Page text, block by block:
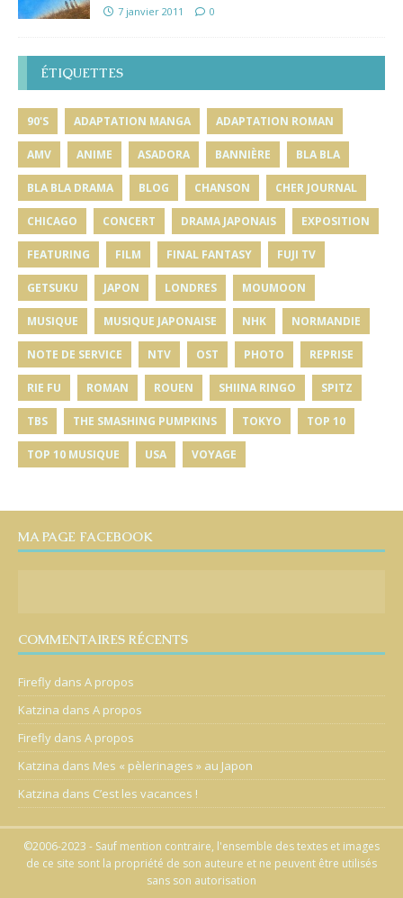
7 janvier 2011 0
ÉTIQUETTES
90'S ADAPTATION MANGA ADAPTATION ROMAN
AMV ANIME ASADORA BANNIÈRE BLA BLA
BLA BLA DRAMA BLOG CHANSON CHER JOURNAL
CHICAGO CONCERT DRAMA JAPONAIS EXPOSITION
FEATURING FILM FINAL FANTASY FUJI TV
GETSUKU JAPON LONDRES MOUMOON
MUSIQUE MUSIQUE JAPONAISE NHK NORMANDIE
NOTE DE SERVICE NTV OST PHOTO REPRISE
RIE FU ROMAN ROUEN SHIINA RINGO SPITZ
TBS THE SMASHING PUMPKINS TOKYO TOP 10
TOP 10 MUSIQUE USA VOYAGE
MA PAGE FACEBOOK
COMMENTAIRES RÉCENTS
Firefly dans A propos
Katzina dans A propos
Firefly dans A propos
Katzina dans Mes « pèlerinages » au Japon
Katzina dans C’est les vacances !
©2006-2023 - Sauf mention contraire, l'ensemble des textes et images
de ce site sont la propriété de son auteure et ne peuvent être utilisés
sans son autorisation